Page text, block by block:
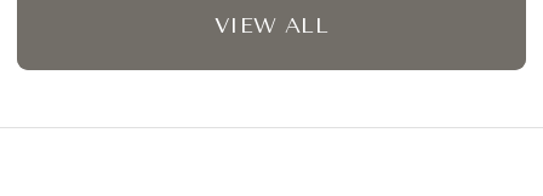
VIEW ALL